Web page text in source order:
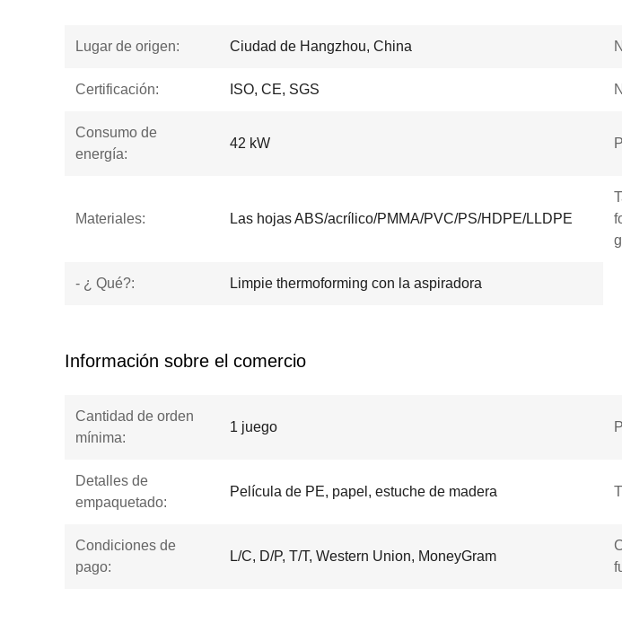
Lugar de origen: Ciudad de Hangzhou, China
Certificación: ISO, CE, SGS
Consumo de
energía:
42 kW
Materiales: Las hojas ABS/acrílico/PMMA/PVC/PS/HDPE/LLDPE
- ¿ Qué?: Limpie thermoforming con la aspiradora
Información sobre el comercio
Cantidad de orden
mínima:
1 juego
Detalles de
empaquetado:
Película de PE, papel, estuche de madera
Condiciones de
pago:
L/C, D/P, T/T, Western Union, MoneyGram